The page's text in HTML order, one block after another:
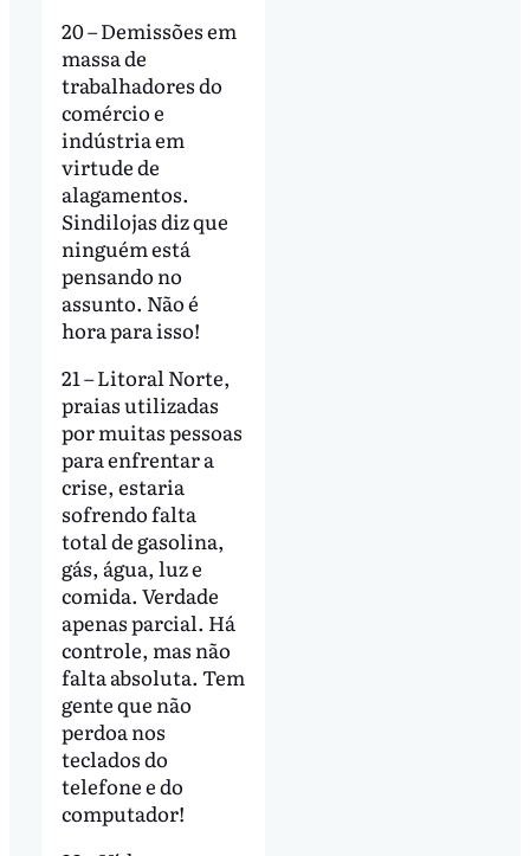
20 – Demissões em
massa de
trabalhadores do
comércio e
indústria em
virtude de
alagamentos.
Sindilojas diz que
ninguém está
pensando no
assunto. Não é
hora para isso!
21 – Litoral Norte,
praias utilizadas
por muitas pessoas
para enfrentar a
crise, estaria
sofrendo falta
total de gasolina,
gás, água, luz e
comida. Verdade
apenas parcial. Há
controle, mas não
falta absoluta. Tem
gente que não
perdoa nos
teclados do
telefone e do
computador!